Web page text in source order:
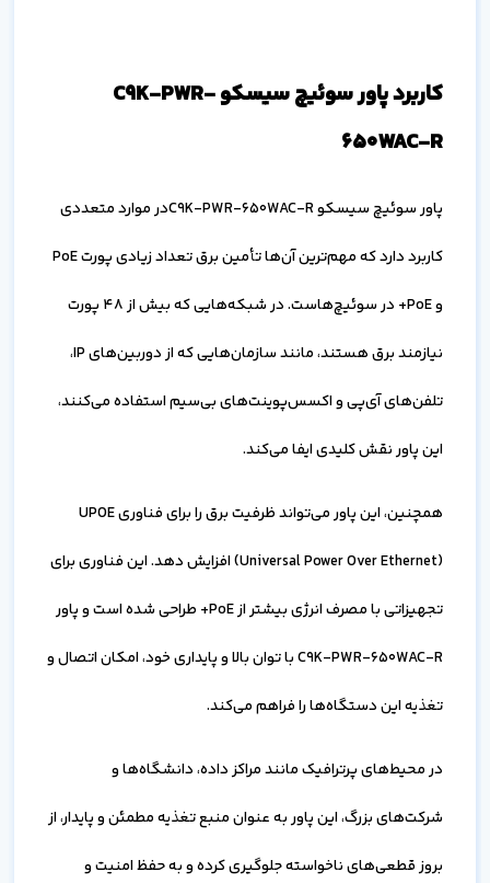
کاربرد پاور سوئیچ سیسکو C9K-PWR-
650WAC-R
پاور سوئیچ سیسکو C9K-PWR-650WAC-Rدر موارد متعددی
کاربرد دارد که مهم‌ترین آن‌ها تأمین برق تعداد زیادی پورت PoE
و PoE+ در سوئیچ‌هاست. در شبکه‌هایی که بیش از 48 پورت
نیازمند برق هستند، مانند سازمان‌هایی که از دوربین‌های IP،
تلفن‌های آی‌پی و اکسس‌پوینت‌های بی‌سیم استفاده می‌کنند،
این پاور نقش کلیدی ایفا می‌کند.
همچنین، این پاور می‌تواند ظرفیت برق را برای فناوری UPOE
(Universal Power Over Ethernet) افزایش دهد. این فناوری برای
تجهیزاتی با مصرف انرژی بیشتر از PoE+ طراحی شده است و پاور
C9K-PWR-650WAC-R با توان بالا و پایداری خود، امکان اتصال و
تغذیه این دستگاه‌ها را فراهم می‌کند.
در محیط‌های پرترافیک مانند مراکز داده، دانشگاه‌ها و
شرکت‌های بزرگ، این پاور به عنوان منبع تغذیه مطمئن و پایدار، از
بروز قطعی‌های ناخواسته جلوگیری کرده و به حفظ امنیت و